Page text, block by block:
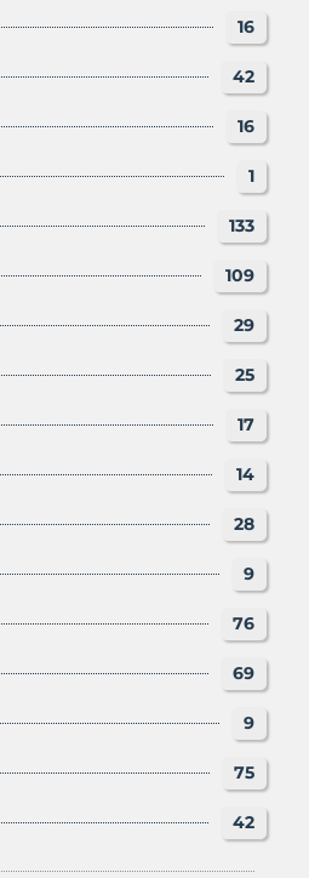
16
42
16
1
133
109
29
25
17
14
28
9
76
69
9
75
42